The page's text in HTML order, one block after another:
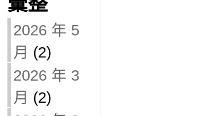
2026 年 5
月 (2)
2026 年 3
月 (2)